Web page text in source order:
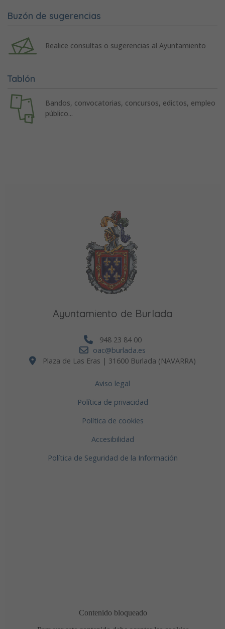
Buzón de sugerencias
Realice consultas o sugerencias al Ayuntamiento
Tablón
Bandos, convocatorias, concursos, edictos, empleo
público...
Ayuntamiento de Burlada
948 23 84 00
oac@burlada.es
Plaza de Las Eras | 31600 Burlada (NAVARRA)
Aviso legal
Política de privacidad
Política de cookies
Accesibilidad
Política de Seguridad de la Información